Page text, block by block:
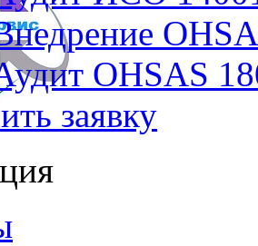
OHSAS
заявку